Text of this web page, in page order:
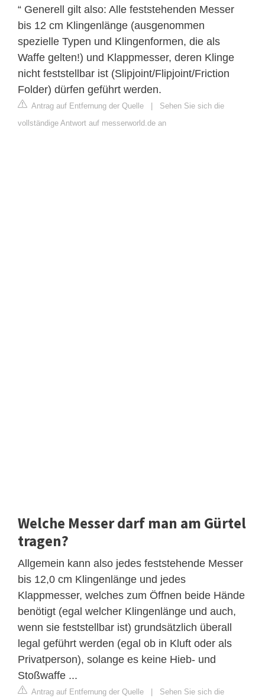
“ Generell gilt also: Alle feststehenden Messer
bis 12 cm Klingenlänge (ausgenommen
spezielle Typen und Klingenformen, die als
Waffe gelten!) und Klappmesser, deren Klinge
nicht feststellbar ist (Slipjoint/Flipjoint/Friction
Folder) dürfen geführt werden.
Antrag auf Entfernung der Quelle | Sehen Sie sich die
vollständige Antwort auf messerworld.de an
Welche Messer darf man am Gürtel
tragen?
Allgemein kann also jedes feststehende Messer
bis 12,0 cm Klingenlänge und jedes
Klappmesser, welches zum Öffnen beide Hände
benötigt (egal welcher Klingenlänge und auch,
wenn sie feststellbar ist) grundsätzlich überall
legal geführt werden (egal ob in Kluft oder als
Privatperson), solange es keine Hieb- und
Stoßwaffe ...
Antrag auf Entfernung der Quelle | Sehen Sie sich die